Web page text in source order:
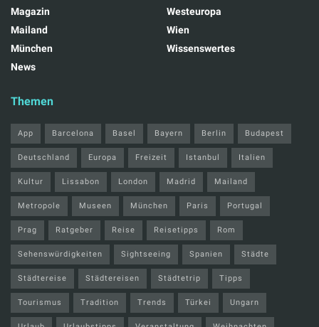
Magazin
Mailand
München
News
Westeuropa
Wien
Wissenswertes
Themen
App Barcelona Basel Bayern Berlin Budapest
Deutschland Europa Freizeit Istanbul Italien
Kultur Lissabon London Madrid Mailand
Metropole Museen München Paris Portugal
Prag Ratgeber Reise Reisetipps Rom
Sehenswürdigkeiten Sightseeing Spanien Städte
Städtereise Städtereisen Städtetrip Tipps
Tourismus Tradition Trends Türkei Ungarn